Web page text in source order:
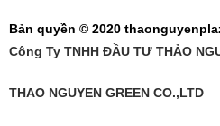
Bản quyền © 2020
Công Ty TNHH ĐẦU TƯ THẢO
THAO NGUYEN GREEN CO.,LTD